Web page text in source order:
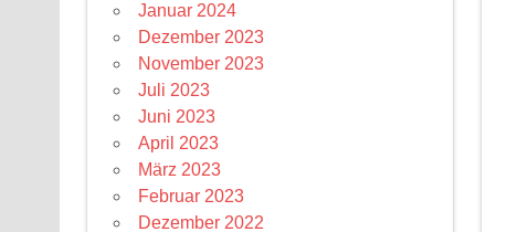
Januar 2024
Dezember 2023
November 2023
Juli 2023
Juni 2023
April 2023
März 2023
Februar 2023
Dezember 2022